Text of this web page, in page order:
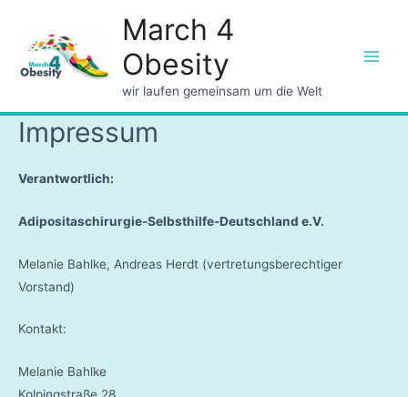
March 4
Obesity
wir laufen gemeinsam um die Welt
Impressum
Verantwortlich:
Adipositaschirurgie-Selbsthilfe-Deutschland e.V.
Melanie Bahlke, Andreas Herdt (vertretungsberechtiger
Vorstand)
Kontakt:
Melanie Bahlke